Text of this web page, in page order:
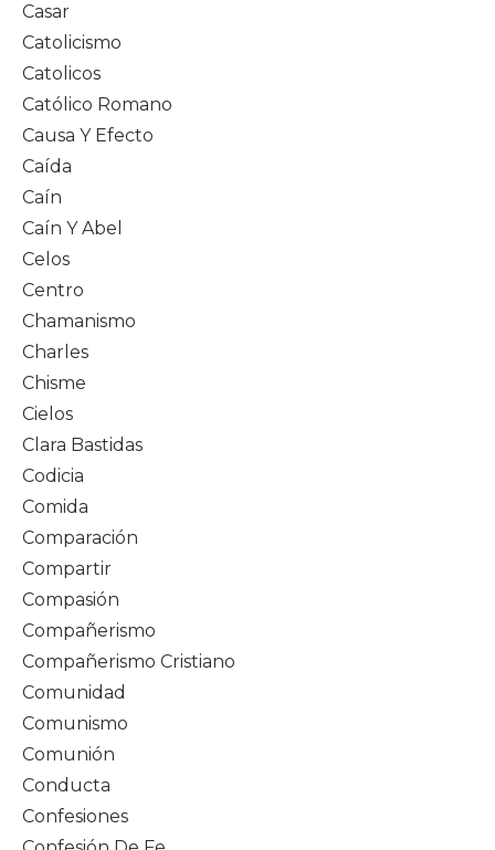
Casar
Catolicismo
Catolicos
Católico Romano
Causa Y Efecto
Caída
Caín
Caín Y Abel
Celos
Centro
Chamanismo
Charles
Chisme
Cielos
Clara Bastidas
Codicia
Comida
Comparación
Compartir
Compasión
Compañerismo
Compañerismo Cristiano
Comunidad
Comunismo
Comunión
Conducta
Confesiones